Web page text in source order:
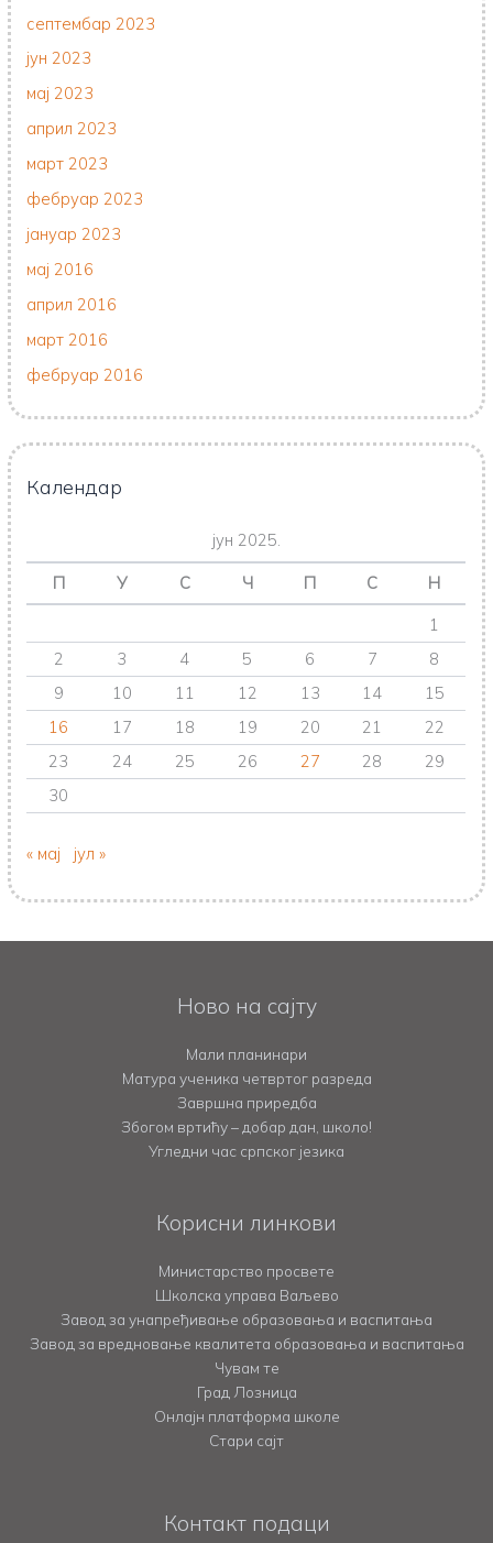
септембар 2023
јун 2023
мај 2023
април 2023
март 2023
фебруар 2023
јануар 2023
мај 2016
април 2016
март 2016
фебруар 2016
Календар
јун 2025.
П У С Ч П С
Н
1
2
3 4 5 6 7
8
9
10 11 12 13 14
15
16
17 18 19 20 21
22
23
24 25 26 27 28
29
30
« мај јул »
Ново на сајту
Мали планинари
Матура ученика четвртог разреда
Завршна приредба
Збогом вртићу – добар дан, школо!
Угледни час српског језика
Корисни линкови
Министарство просвете
Школска управа Ваљево
Завод за унапређивање образовања и васпитања
Завод за вредновање квалитета образовања и васпитања
Чувам те
Град Лозница
Онлајн платформа школе
Стари сајт
Контакт подаци